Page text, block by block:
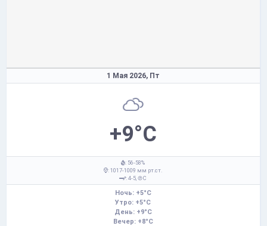
1 Мая 2026, Пт
+9°C
: 56-58%
: 1017-1009 мм рт.ст.
: 4-5,
С
Ночь: +5°C
Утро: +5°C
День: +9°C
Вечер: +8°C